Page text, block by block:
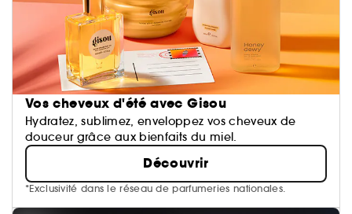
Vos cheveux d'été avec Gisou
Hydratez, sublimez, enveloppez vos cheveux de
douceur grâce aux bienfaits du miel.
Découvrir
*Exclusivité dans le réseau de parfumeries nationales.